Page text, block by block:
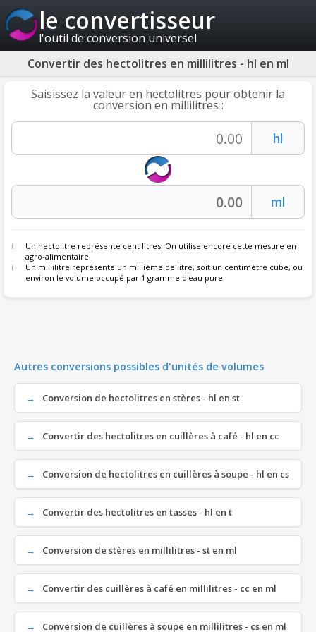
le convertisseur
l'outil de conversion universel
Convertir des hectolitres en millilitres - hl en ml
Saisissez la valeur en hectolitres pour obtenir la
conversion en millilitres :
Un hectolitre représente cent litres. On utilise encore cette mesure en
agro-alimentaire.
Un millilitre représente un millième de litre, soit un centimètre cube, ou
environ le volume occupé par 1 gramme d'eau pure.
Autres conversions possibles d'unités de volumes
Conversion de hectolitres en stères - hl en st
Convertir des hectolitres en cuillères à café - hl en cc
Conversion de hectolitres en cuillères à soupe - hl en cs
Convertir des hectolitres en tasses - hl en t
Conversion de stères en millilitres - st en ml
Convertir des cuillères à café en millilitres - cc en ml
Conversion de cuillères à soupe en millilitres - cs en ml